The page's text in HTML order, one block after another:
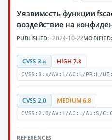
Уязвимость функции
воздействие на
PUBLISHED: 2024-10-22MODIFIED:
CVSS 3.x HIGH 7.8
CVSS:3.x/AV:L/AC:L/PR:L/
CVSS 2.0 MEDIUM 6.8
CVSS:2.0/AV:L/AC:L/Au:S/
REFERENCES